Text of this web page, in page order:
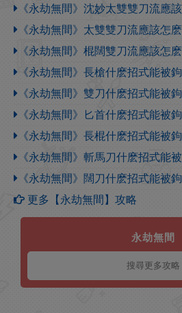
《永劫無間》沈妙太雙雙刀流應
《永劫無間》太雙雙刀流應該怎
《永劫無間》棍闊雙刀流應該怎
《永劫無間》長槍什麽招式能被
《永劫無間》雙刀什麽招式能被
《永劫無間》匕首什麽招式能被
《永劫無間》長棍什麽招式能被
《永劫無間》斬馬刀什麽招式能
《永劫無間》闊刀什麽招式能被
更多【永劫無間】攻略
永劫無間